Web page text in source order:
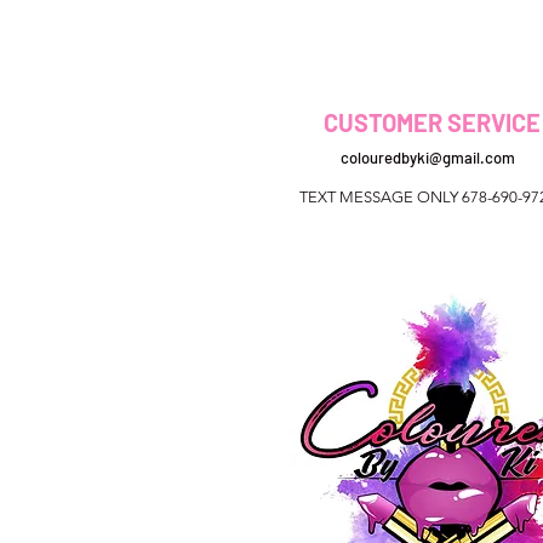
CUSTOMER SERVICE
colouredbyki@gmail.com
TEXT MESSAGE ONLY 678-690-